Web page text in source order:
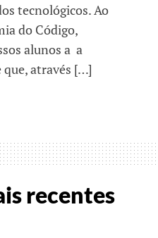
tecnológicos. Ao
do Código,
alunos a a
que, através […]
recentes